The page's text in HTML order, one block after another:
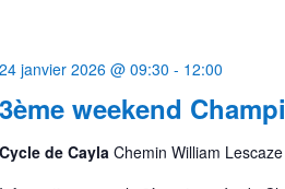
3ème weekend
24 janvier 2026 @ 09:30 - 12:00
Cycle de Cayla Chemin William